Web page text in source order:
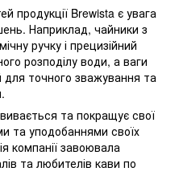
продукції Brewista є увага
Наприклад, чайники з
ручку і прецизійний
розподілу води, а ваги
для точного зважування та
та покращує свої
та уподобаннями своїх
компанії завоювала
та любителів кави по